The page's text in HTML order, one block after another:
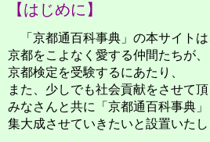
【はじめに】
「京都通百科事典」の本サイトは
京都をこよなく愛する仲間たちが、
京都検定を受験するにあたり、
また、少しでも社会貢献をさせて頂
みなさんと共に「京都通百科事典」
集大成させていきたいと設置いたし